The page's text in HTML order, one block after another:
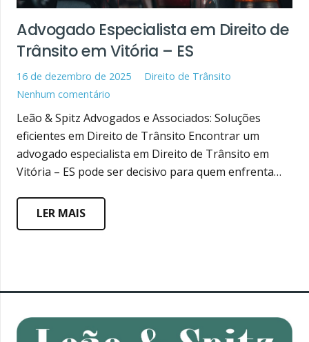
Advogado Especialista em Direito de
Trânsito em Vitória – ES
16 de dezembro de 2025
Direito de Trânsito
Nenhum comentário
Leão & Spitz Advogados e Associados: Soluções
eficientes em Direito de Trânsito Encontrar um
advogado especialista em Direito de Trânsito em
Vitória – ES pode ser decisivo para quem enfrenta…
LER MAIS